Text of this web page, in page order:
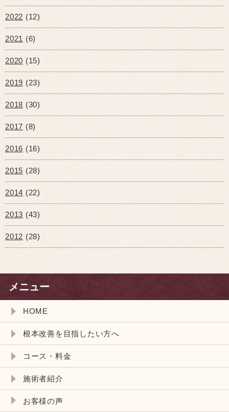
2022 (12)
2021 (6)
2020 (15)
2019 (23)
2018 (30)
2017 (8)
2016 (16)
2015 (28)
2014 (22)
2013 (43)
2012 (28)
メニュー
HOME
根本改善を目指したい方へ
コース・料金
施術者紹介
お客様の声